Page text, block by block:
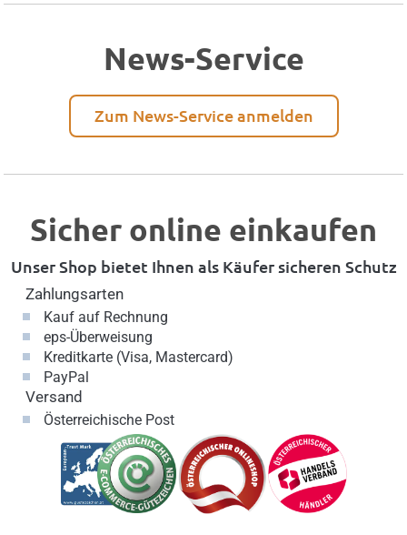
News-Service
Zum News-Service anmelden
Sicher online einkaufen
Unser Shop bietet Ihnen als Käufer sicheren Schutz
Zahlungsarten
Kauf auf Rechnung
eps-Überweisung
Kreditkarte (Visa, Mastercard)
PayPal
Versand
Österreichische Post